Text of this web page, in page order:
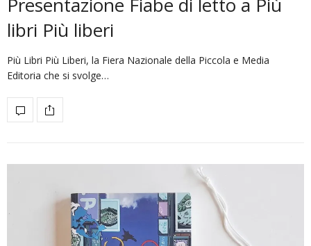
Presentazione Fiabe di letto a Più
libri Più liberi
Più Libri Più Liberi, la Fiera Nazionale della Piccola e Media
Editoria che si svolge…